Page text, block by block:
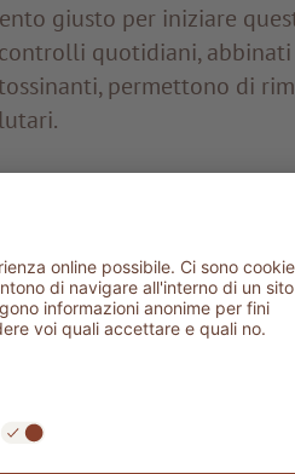
giusto per iniziare
quotidiani, abbinati
permettono di
specifici, anche questi
l’effetto
per eliminare
dell’apparato
batterica intestinale, con